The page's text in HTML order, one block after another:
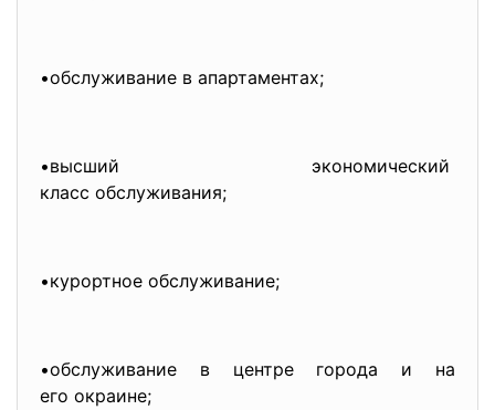
•обслуживание в апартаментах;
•высший экономический
класс обслуживания;
•курортное обслуживание;
•обслуживание в центре города и на
его окраине;